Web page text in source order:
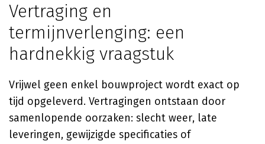
Vertraging en
termijnverlenging: een
hardnekkig vraagstuk
Vrijwel geen enkel bouwproject wordt exact op
tijd opgeleverd. Vertragingen ontstaan door
samenlopende oorzaken: slecht weer, late
leveringen, gewijzigde specificaties of